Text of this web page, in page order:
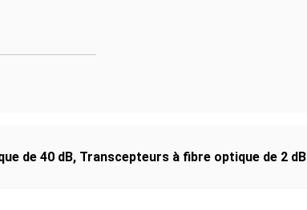
de 40 dB, Transcepteurs à fibre optique de 2 dB